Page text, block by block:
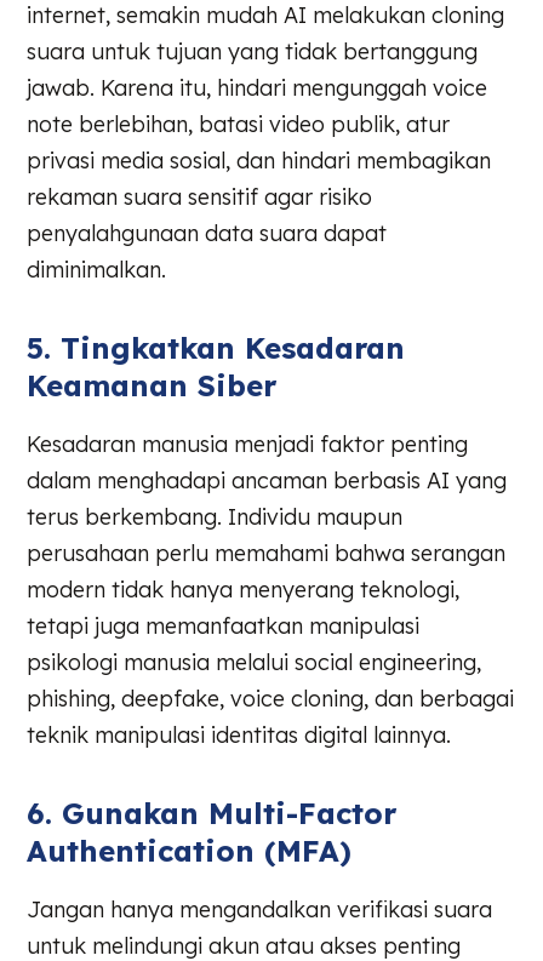
internet, semakin mudah AI melakukan cloning
suara untuk tujuan yang tidak bertanggung
jawab. Karena itu, hindari mengunggah voice
note berlebihan, batasi video publik, atur
privasi media sosial, dan hindari membagikan
rekaman suara sensitif agar risiko
penyalahgunaan data suara dapat
diminimalkan.
5. Tingkatkan Kesadaran
Keamanan Siber
Kesadaran manusia menjadi faktor penting
dalam menghadapi ancaman berbasis AI yang
terus berkembang. Individu maupun
perusahaan perlu memahami bahwa serangan
modern tidak hanya menyerang teknologi,
tetapi juga memanfaatkan manipulasi
psikologi manusia melalui social engineering,
phishing, deepfake, voice cloning, dan berbagai
teknik manipulasi identitas digital lainnya.
6. Gunakan Multi-Factor
Authentication (MFA)
Jangan hanya mengandalkan verifikasi suara
untuk melindungi akun atau akses penting